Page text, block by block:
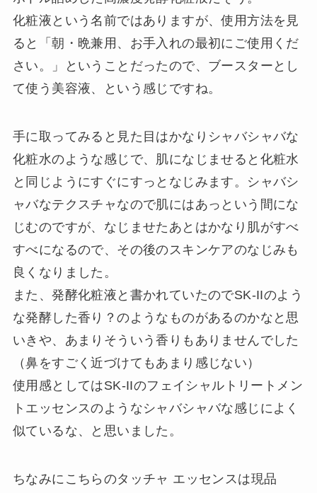
化粧液という名前ではありますが、使用方法を見
ると「朝・晩兼用、お手入れの最初にご使用くだ
さい。」ということだったので、ブースターとし
て使う美容液、という感じですね。
手に取ってみると見た目はかなりシャバシャバな
化粧水のような感じで、肌になじませると化粧水
と同じようにすぐにすっとなじみます。シャバシ
ャバなテクスチャなので肌にはあっという間にな
じむのですが、なじませたあとはかなり肌がすべ
すべになるので、その後のスキンケアのなじみも
良くなりました。
また、発酵化粧液と書かれていたのでSK-IIのよう
な発酵した香り？のようなものがあるのかなと思
いきや、あまりそういう香りもありませんでした
（鼻をすごく近づけてもあまり感じない）
使用感としてはSK-IIのフェイシャルトリートメン
トエッセンスのようなシャバシャバな感じによく
似ているな、と思いました。
ちなみにこちらのタッチャ エッセンスは現品